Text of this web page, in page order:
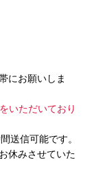
にお願いしま
いただいており
送信可能です。
休みさせていた